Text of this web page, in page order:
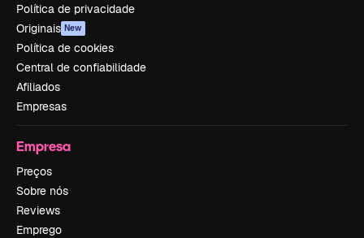
Política de privacidade
Originais New
Política de cookies
Central de confiabilidade
Afiliados
Empresas
Empresa
Preços
Sobre nós
Reviews
Emprego